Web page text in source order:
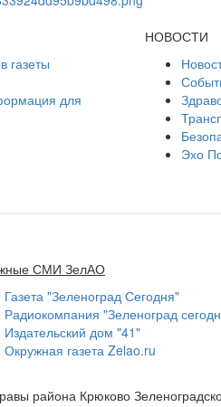
газеты
для
НОВОСТИ
Эхо
СМИ ЗелАО
Газета "Зеленоград Сегодня"
Радиокомпания "Зеленоград
Издательский дом "41"
Окружная газета Zelao.ru
района Крюково